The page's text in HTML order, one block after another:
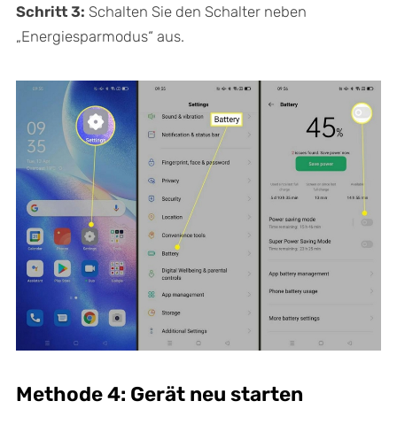
Schritt 3: Schalten Sie den Schalter neben
„Energiesparmodus“ aus.
Methode 4: Gerät neu starten